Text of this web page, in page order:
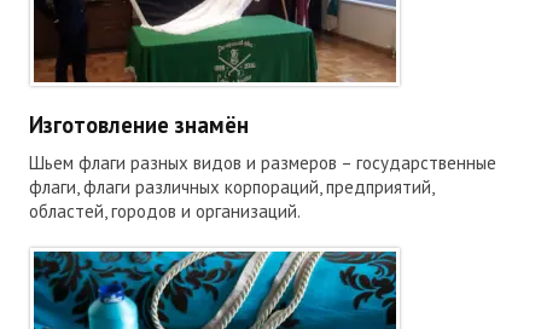
Изготовление знамён
Шьем флаги разных видов и размеров – государственные
флаги, флаги различных корпораций, предприятий,
областей, городов и организаций.